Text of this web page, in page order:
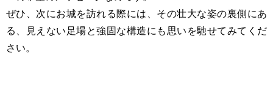
ぜひ、次にお城を訪れる際には、その壮大な姿の裏側にあ
る、見えない足場と強固な構造にも思いを馳せてみてくだ
さい。